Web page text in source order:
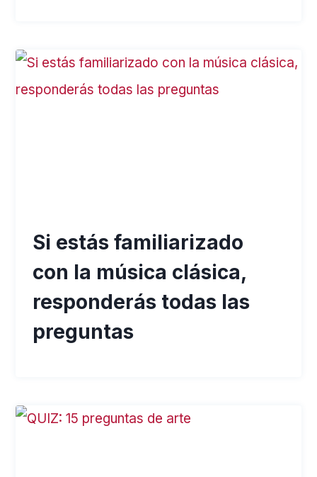
Si estás familiarizado
con la música clásica,
responderás todas las
preguntas